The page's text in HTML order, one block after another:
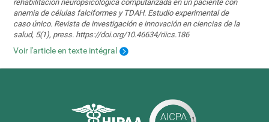
rehabilitación neuropsicológica computarizada en un paciente con
anemia de células falciformes y TDAH. Estudio experimental de
caso único. Revista de investigación e innovación en ciencias de la
salud, 5(1), press. https://doi.org/10.46634/riics.186
Voir l'article en texte intégral